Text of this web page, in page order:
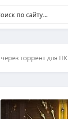
через торрент для ПК